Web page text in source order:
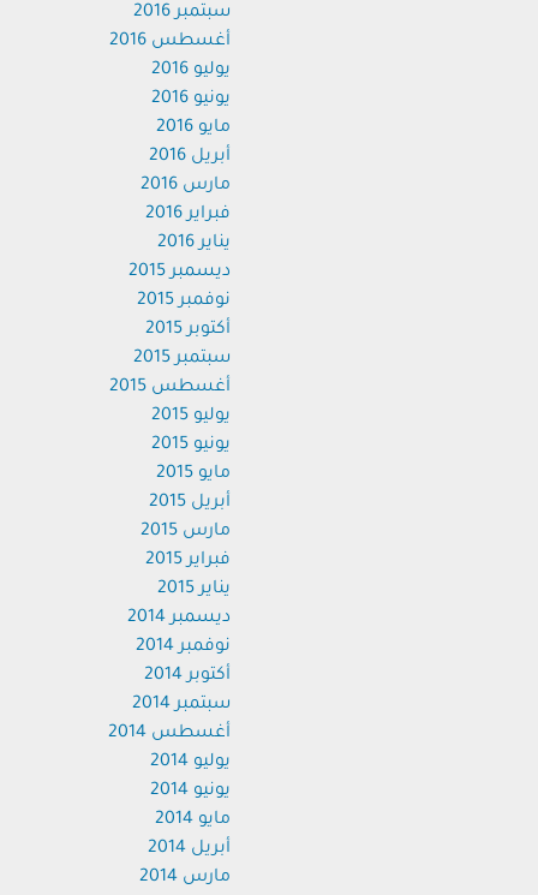
سبتمبر 2016
أغسطس 2016
يوليو 2016
يونيو 2016
مايو 2016
أبريل 2016
مارس 2016
فبراير 2016
يناير 2016
ديسمبر 2015
نوفمبر 2015
أكتوبر 2015
سبتمبر 2015
أغسطس 2015
يوليو 2015
يونيو 2015
مايو 2015
أبريل 2015
مارس 2015
فبراير 2015
يناير 2015
ديسمبر 2014
نوفمبر 2014
أكتوبر 2014
سبتمبر 2014
أغسطس 2014
يوليو 2014
يونيو 2014
مايو 2014
أبريل 2014
مارس 2014